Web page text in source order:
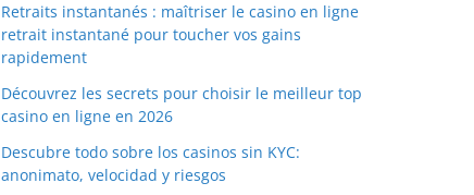
Retraits instantanés : maîtriser le casino en ligne
retrait instantané pour toucher vos gains
rapidement
Découvrez les secrets pour choisir le meilleur top
casino en ligne en 2026
Descubre todo sobre los casinos sin KYC:
anonimato, velocidad y riesgos